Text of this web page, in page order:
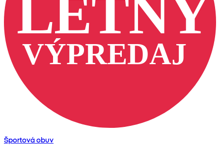
Športová obuv